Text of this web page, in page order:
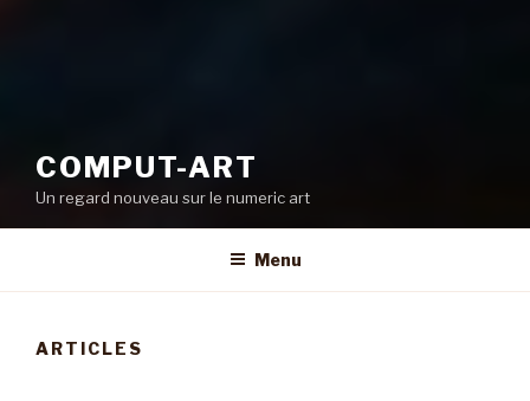
COMPUT-ART
Un regard nouveau sur le numeric art
Menu
ARTICLES